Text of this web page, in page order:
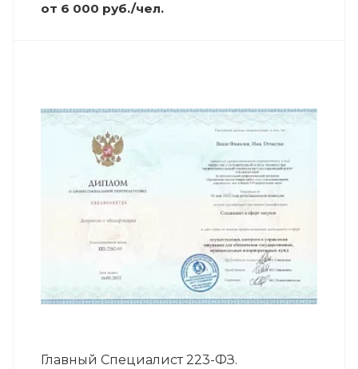
от 6 000 руб./чел.
Главный Специалист 223-ФЗ.